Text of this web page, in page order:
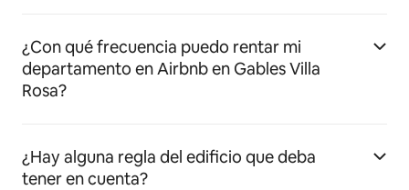
¿Con qué frecuencia puedo rentar mi
departamento en Airbnb en Gables Villa
Rosa?
¿Hay alguna regla del edificio que deba
tener en cuenta?